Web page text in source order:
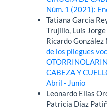
Núm. 1 (2021):
Tatiana García
Trujillo, Luis
Ricardo González
de los pliegues
CABEZA Y
Abril - Junio
Leonardo Elías
Patricia Díaz